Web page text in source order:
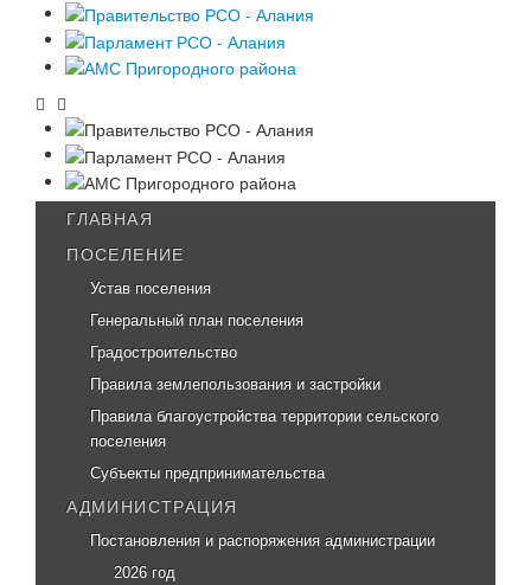
ГЛАВНАЯ
ПОСЕЛЕНИЕ
Устав поселения
Генеральный план поселения
Градостроительство
Правила землепользования и застройки
Правила благоустройства территории сельского
поселения
Субъекты предпринимательства
АДМИНИСТРАЦИЯ
Постановления и распоряжения администрации
2026 год